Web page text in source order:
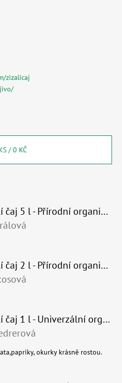
zizalicaj
/0 KČ
Mesiho žížalí čaj 5 l - Přírodní organické hnojivo 100% nature
je 5 z 5 hvězdiček.
Mesiho žížalí čaj 2 l - Přírodní organické hnojivo 100% nature - recyklovaný obal
je 5 z 5 hvězdiček.
Mesiho žížalí čaj 1 l - Univerzální organické hnojivo
je 5 z 5 hvězdiček.
okurky krásně rostou.